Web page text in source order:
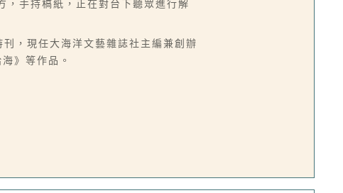
，手持稿紙，正在對台下聽眾進行解
，現任大海洋文藝雜誌社主編兼創辦
》等作品。